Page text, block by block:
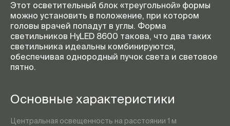
Этот осветительный блок «треугольной» формы
можно установить в положение, при котором
головы врачей попадут в углы. Форма
светильников HyLED 8600 такова, что два таких
светильника идеальны комбинируются,
обеспечивая однородный пучок света и световое
пятно.
Основные характеристики
Центральная освещенность на расстоянии 1 м